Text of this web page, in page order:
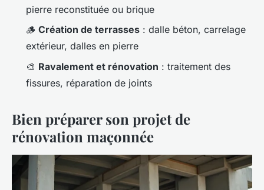
pierre reconstituée ou brique
🪵 Création de terrasses : dalle béton, carrelage
extérieur, dalles en pierre
🎨 Ravalement et rénovation : traitement des
fissures, réparation de joints
Bien préparer son projet de
rénovation maçonnée